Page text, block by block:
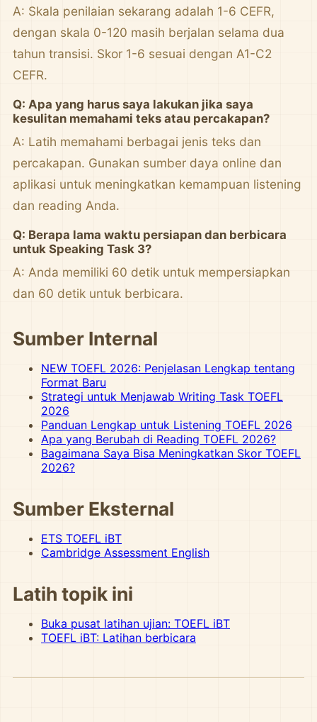
A: Skala penilaian sekarang adalah 1-6 CEFR,
dengan skala 0-120 masih berjalan selama dua
tahun transisi. Skor 1-6 sesuai dengan A1-C2
CEFR.
Q: Apa yang harus saya lakukan jika saya
kesulitan memahami teks atau percakapan?
A: Latih memahami berbagai jenis teks dan
percakapan. Gunakan sumber daya online dan
aplikasi untuk meningkatkan kemampuan listening
dan reading Anda.
Q: Berapa lama waktu persiapan dan berbicara
untuk Speaking Task 3?
A: Anda memiliki 60 detik untuk mempersiapkan
dan 60 detik untuk berbicara.
Sumber Internal
NEW TOEFL 2026: Penjelasan Lengkap tentang
Format Baru
Strategi untuk Menjawab Writing Task TOEFL
2026
Panduan Lengkap untuk Listening TOEFL 2026
Apa yang Berubah di Reading TOEFL 2026?
Bagaimana Saya Bisa Meningkatkan Skor TOEFL
2026?
Sumber Eksternal
ETS TOEFL iBT
Cambridge Assessment English
Latih topik ini
Buka pusat latihan ujian: TOEFL iBT
TOEFL iBT: Latihan berbicara